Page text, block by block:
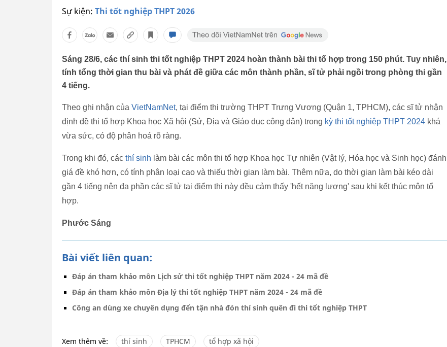
Sự kiện: Thi tốt nghiệp THPT 2026
Sáng 28/6, các thí sinh thi tốt nghiệp THPT 2024 hoàn thành bài thi tổ hợp trong 150 phút. Tuy nhiên,
tính tổng thời gian thu bài và phát đề giữa các môn thành phần, sĩ tử phải ngồi trong phòng thi gần
4 tiếng.
Theo ghi nhận của VietNamNet, tại điểm thi trường THPT Trưng Vương (Quận 1, TPHCM), các sĩ tử nhận
định đề thi tổ hợp Khoa học Xã hội (Sử, Địa và Giáo dục công dân) trong kỳ thi tốt nghiệp THPT 2024 khá
vừa sức, có độ phân hoá rõ ràng.
Trong khi đó, các thí sinh làm bài các môn thi tổ hợp Khoa học Tự nhiên (Vật lý, Hóa học và Sinh học) đánh
giá đề khó hơn, có tính phân loại cao và thiếu thời gian làm bài. Thêm nữa, do thời gian làm bài kéo dài
gần 4 tiếng nên đa phần các sĩ tử tại điểm thi này đều cảm thấy 'hết năng lượng' sau khi kết thúc môn tổ
hợp.
Phước Sáng
Bài viết liên quan:
Đáp án tham khảo môn Lịch sử thi tốt nghiệp THPT năm 2024 - 24 mã đề
Đáp án tham khảo môn Địa lý thi tốt nghiệp THPT năm 2024 - 24 mã đề
Công an dùng xe chuyên dụng đến tận nhà đón thí sinh quên đi thi tốt nghiệp THPT
Xem thêm về: thí sinh TPHCM tổ hợp xã hội